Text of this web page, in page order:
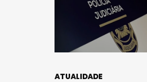
ATUALIDADE